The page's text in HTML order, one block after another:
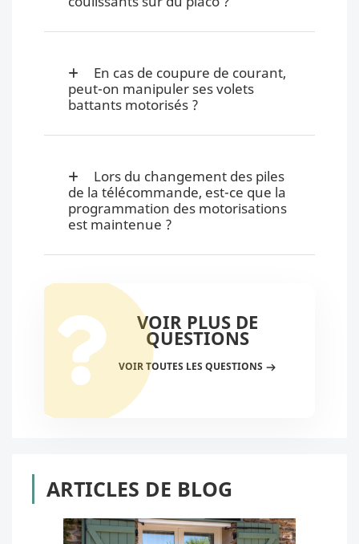
En cas de coupure de courant,
peut-on manipuler ses volets
battants motorisés ?
Lors du changement des piles
de la télécommande, est-ce que la
programmation des motorisations
est maintenue ?
VOIR PLUS DE
QUESTIONS
VOIR TOUTES LES QUESTIONS
ARTICLES DE BLOG